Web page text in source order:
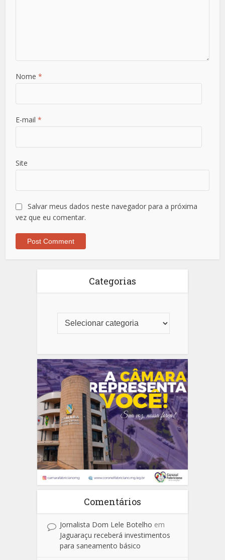
Nome*
E-mail*
Site
Salvar meus dados neste navegador para a próxima
vez que eu comentar.
Categorias
Comentários
Jornalista Dom Lele Botelho em
Jaguaraçu receberá investimentos
para saneamento básico